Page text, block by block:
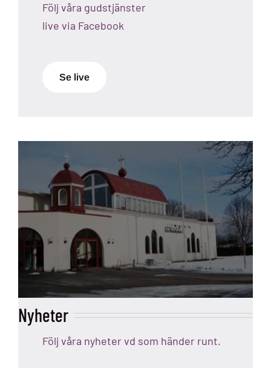
Följ våra gudstjänster
live via Facebook
Se live
Nyheter
Följ våra nyheter vd som händer runt.